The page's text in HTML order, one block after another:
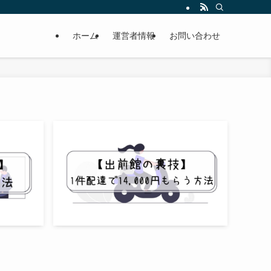
ホーム 運営者情報 お問い合わせ